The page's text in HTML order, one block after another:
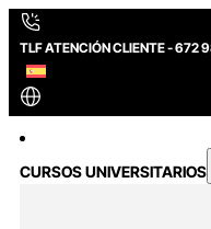
TLF ATENCIÓN CLIENTE - 672
CURSOS UNIVERSITARIOS